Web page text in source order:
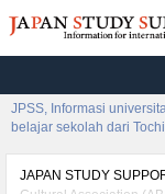
JPSS, Informasi
belajar sekolah dari
JAPAN STUDY